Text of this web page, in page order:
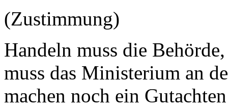
(Zustimmung)
Handeln muss die
muss das Ministerium an
machen noch ein